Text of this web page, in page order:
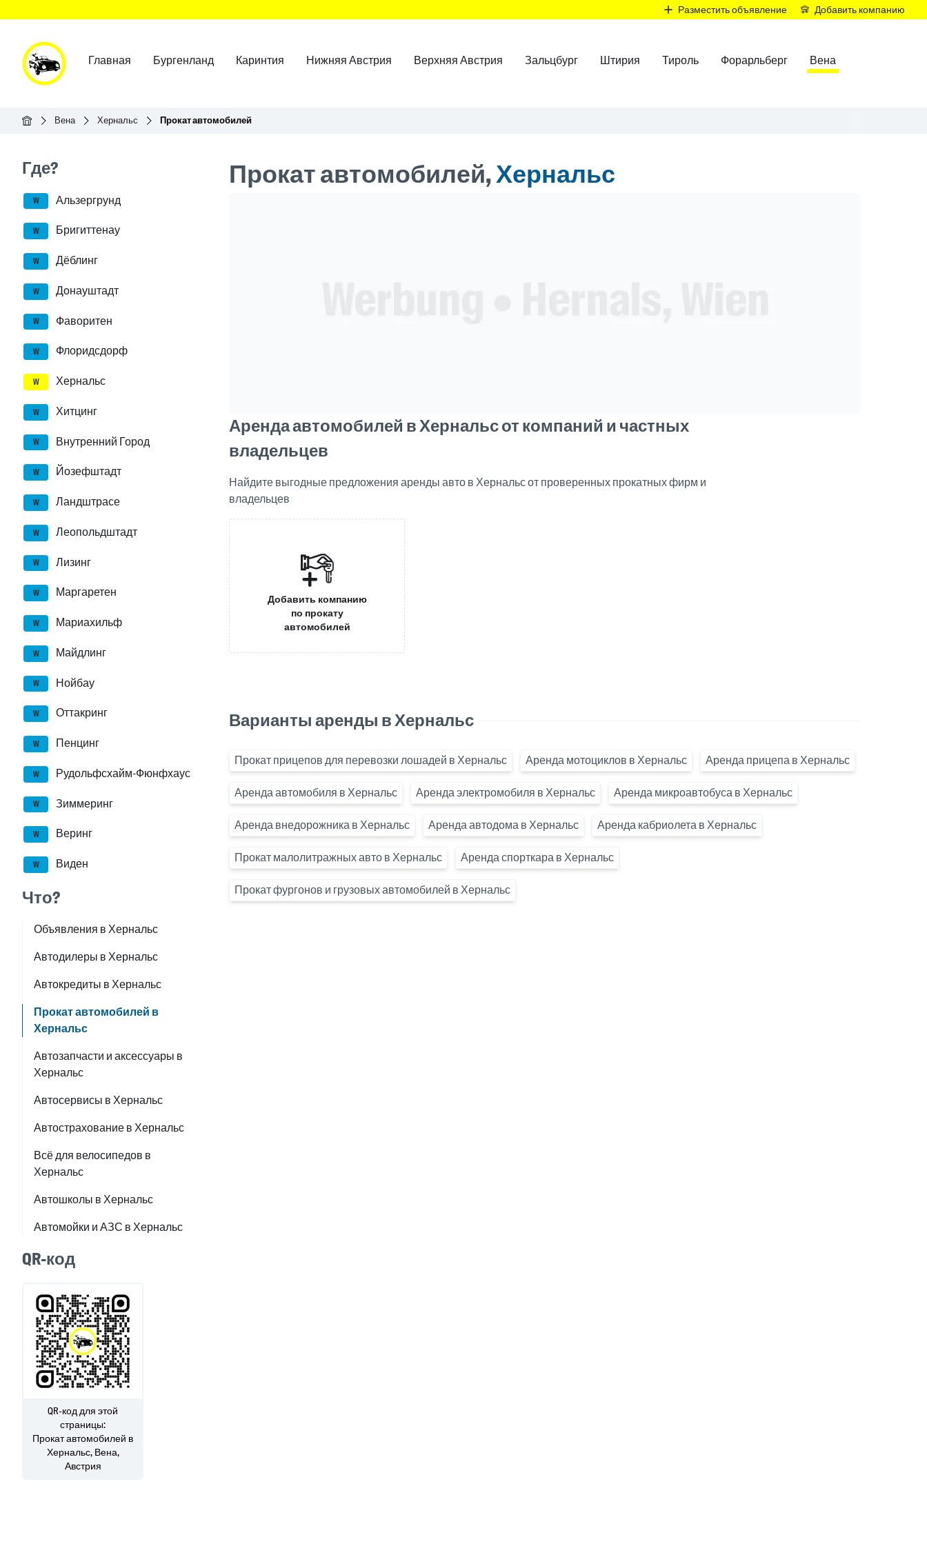
Разместить объявление Добавить компанию
Главная Бургенланд Каринтия Нижняя Австрия Верхняя Австрия Зальцбург Штирия Тироль Форарльберг Вена
ГлавнаяВена Хернальс Прокат автомобилей
Seitenleisten-Navigation
Где?
W Альзергрунд
W Бригиттенау
W Дёблинг
W Донауштадт
W Фаворитен
W Флоридсдорф
W Хернальс
W Хитцинг
W Внутренний Город
W Йозефштадт
W Ландштрасе
W Леопольдштадт
W Лизинг
W Маргаретен
W Мариахильф
W Майдлинг
W Нойбау
W Оттакринг
W Пенцинг
W Рудольфсхайм-Фюнфхаус
W Зиммеринг
W Веринг
W Виден
Что?
Объявления в Хернальс
Автодилеры в Хернальс
Автокредиты в Хернальс
Прокат автомобилей в
Хернальс
Автозапчасти и аксессуары в
Хернальс
Автосервисы в Хернальс
Автострахование в Хернальс
Всё для велосипедов в
Хернальс
Автошколы в Хернальс
Автомойки и АЗС в Хернальс
QR-код
QR-код для этой
страницы:
Прокат автомобилей в
Хернальс, Вена,
Австрия
Прокат автомобилей,Хернальс
Аренда автомобилей в Хернальс от компаний и частных
владельцев
Найдите выгодные предложения аренды авто в Хернальс от проверенных прокатных фирм и
владельцев
Добавить компанию
по прокату
автомобилей
Варианты аренды в Хернальс
Прокат прицепов для перевозки лошадей в Хернальс Аренда мотоциклов в Хернальс Аренда прицепа в Хернальс
Аренда автомобиля в Хернальс Аренда электромобиля в Хернальс Аренда микроавтобуса в Хернальс
Аренда внедорожника в Хернальс Аренда автодома в Хернальс Аренда кабриолета в Хернальс
Прокат малолитражных авто в Хернальс Аренда спорткара в Хернальс
Прокат фургонов и грузовых автомобилей в Хернальс